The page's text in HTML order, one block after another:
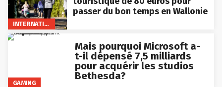
INTERNATIONAL
passer du bon temps en Wallonie
GAMING
Mais pourquoi Microsoft a-
t-il dépensé 7,5 milliards
pour acquérir les studios
Bethesda?